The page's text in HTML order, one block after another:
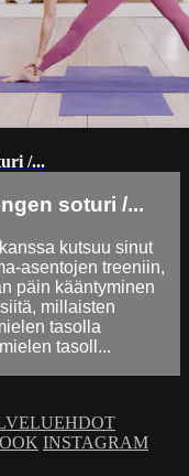
/...
soturi /...
kutsuu sinut
asentojen treeniin,
päin kääntyminen
millaisten
tasolla
tasoll...
INSTAGRAM